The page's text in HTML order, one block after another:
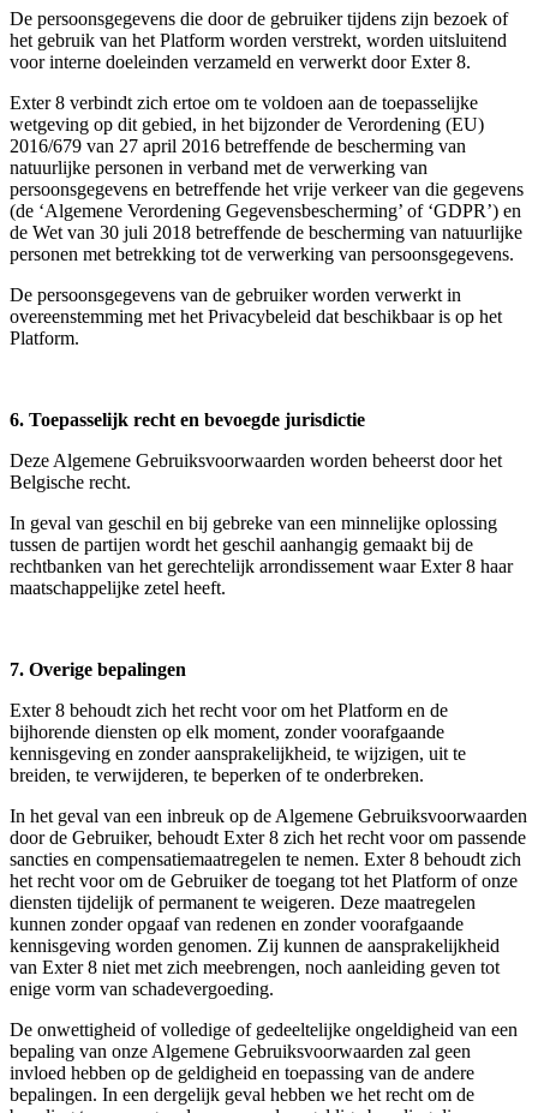
De persoonsgegevens die door de gebruiker tijdens zijn bezoek of
het gebruik van het Platform worden verstrekt, worden uitsluitend
voor interne doeleinden verzameld en verwerkt door Exter 8.
Exter 8 verbindt zich ertoe om te voldoen aan de toepasselijke
wetgeving op dit gebied, in het bijzonder de Verordening (EU)
2016/679 van 27 april 2016 betreffende de bescherming van
natuurlijke personen in verband met de verwerking van
persoonsgegevens en betreffende het vrije verkeer van die gegevens
(de ‘Algemene Verordening Gegevensbescherming’ of ‘GDPR’) en
de Wet van 30 juli 2018 betreffende de bescherming van natuurlijke
personen met betrekking tot de verwerking van persoonsgegevens.
De persoonsgegevens van de gebruiker worden verwerkt in
overeenstemming met het Privacybeleid dat beschikbaar is op het
Platform.
6. Toepasselijk recht en bevoegde jurisdictie
Deze Algemene Gebruiksvoorwaarden worden beheerst door het
Belgische recht.
In geval van geschil en bij gebreke van een minnelijke oplossing
tussen de partijen wordt het geschil aanhangig gemaakt bij de
rechtbanken van het gerechtelijk arrondissement waar Exter 8 haar
maatschappelijke zetel heeft.
7. Overige bepalingen
Exter 8 behoudt zich het recht voor om het Platform en de
bijhorende diensten op elk moment, zonder voorafgaande
kennisgeving en zonder aansprakelijkheid, te wijzigen, uit te
breiden, te verwijderen, te beperken of te onderbreken.
In het geval van een inbreuk op de Algemene Gebruiksvoorwaarden
door de Gebruiker, behoudt Exter 8 zich het recht voor om passende
sancties en compensatiemaatregelen te nemen. Exter 8 behoudt zich
het recht voor om de Gebruiker de toegang tot het Platform of onze
diensten tijdelijk of permanent te weigeren. Deze maatregelen
kunnen zonder opgaaf van redenen en zonder voorafgaande
kennisgeving worden genomen. Zij kunnen de aansprakelijkheid
van Exter 8 niet met zich meebrengen, noch aanleiding geven tot
enige vorm van schadevergoeding.
De onwettigheid of volledige of gedeeltelijke ongeldigheid van een
bepaling van onze Algemene Gebruiksvoorwaarden zal geen
invloed hebben op de geldigheid en toepassing van de andere
bepalingen. In een dergelijk geval hebben we het recht om de